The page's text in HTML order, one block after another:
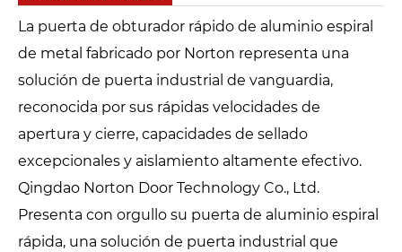
La puerta de obturador rápido de aluminio espiral
de metal fabricado por Norton representa una
solución de puerta industrial de vanguardia,
reconocida por sus rápidas velocidades de
apertura y cierre, capacidades de sellado
excepcionales y aislamiento altamente efectivo.
Qingdao Norton Door Technology Co., Ltd.
Presenta con orgullo su puerta de aluminio espiral
rápida, una solución de puerta industrial que